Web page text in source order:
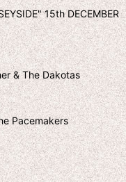
15th DECEMBER
& The Dakotas
Pacemakers